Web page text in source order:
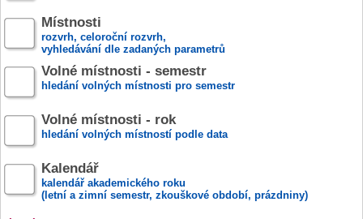
Místnosti
rozvrh, celoroční rozvrh,
vyhledávání dle zadaných parametrů
Volné místnosti - semestr
hledání volných místnosti pro semestr
Volné místnosti - rok
hledání volných místností podle data
Kalendář
kalendář akademického roku
(letní a zimní semestr, zkouškové období, prázdniny)